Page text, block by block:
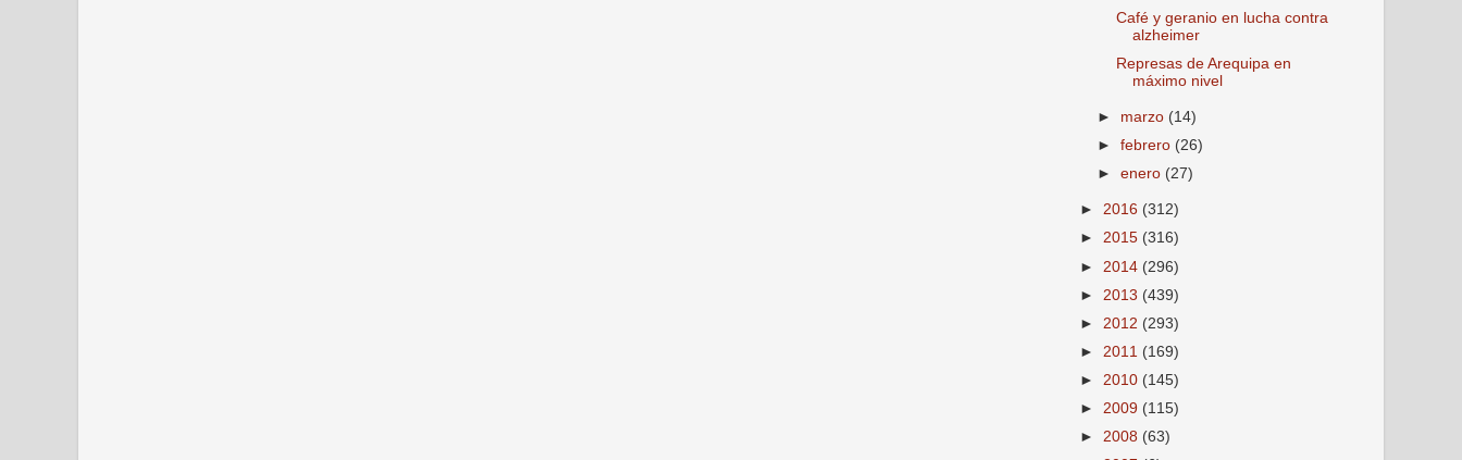
Café y geranio en lucha contra
alzheimer
Represas de Arequipa en
máximo nivel
► marzo (14)
►febrero (26)
►enero (27)
► 2016 (312)
► 2015 (316)
► 2014 (296)
► 2013 (439)
► 2012 (293)
► 2011 (169)
► 2010 (145)
► 2009 (115)
► 2008 (63)